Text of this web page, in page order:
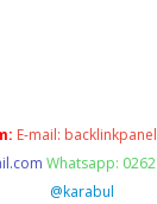
E-mail:
Whatsapp:
@karabul